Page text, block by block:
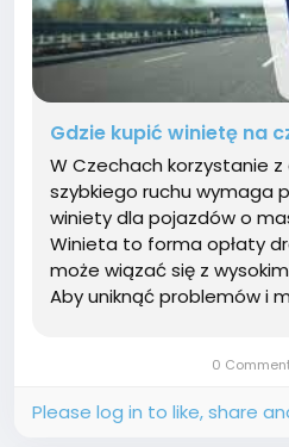
Gdzie kupić winietę na
W Czechach korzystanie
szybkiego ruchu wymaga
winiety dla pojazdów o
Winieta to forma opłaty
może wiązać się z
Aby uniknąć problemów i
0
Please log in to like, share